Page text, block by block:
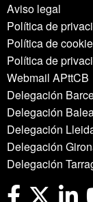
Aviso legal
Política de
Política de
Política de
Webmail APttCB
Delegación
Delegación
Delegación
Delegación
Delegación